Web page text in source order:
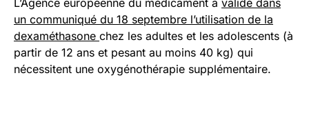
un communiqué du 18 septembre l’utilisation de la
dexaméthasone chez les adultes et les adolescents (à
partir de 12 ans et pesant au moins 40 kg) qui
nécessitent une oxygénothérapie supplémentaire.